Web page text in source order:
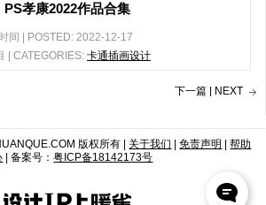
PS孝康2022作品合集
时间 | POSTED: 2022-12-17
| CATEGORIES: 卡通插画设计
下一篇 | NEXT
版权所有 | 关于我们 |免责声明 |帮助
| 备案号：粤ICP备18142173号